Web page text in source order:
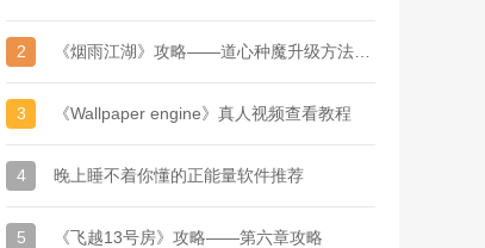
2
3 《Wallpaper engine》真人视频查看教程
4 晚上睡不着你懂的正能量软件推荐
5 《飞越13号房》攻略——第六章攻略